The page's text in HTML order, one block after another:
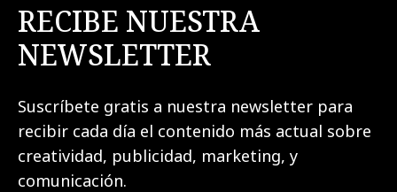
RECIBE NUESTRA
NEWSLETTER
Suscríbete gratis a nuestra newsletter para
recibir cada día el contenido más actual sobre
creatividad, publicidad, marketing, y
comunicación.